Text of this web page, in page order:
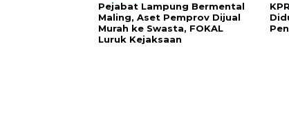
Pejabat Lampung Bermental
Maling, Aset Pemprov Dijual
Murah ke Swasta, FOKAL
Luruk Kejaksaan